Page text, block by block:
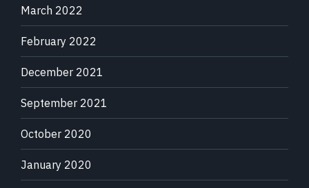
March 2022
February 2022
December 2021
September 2021
October 2020
January 2020